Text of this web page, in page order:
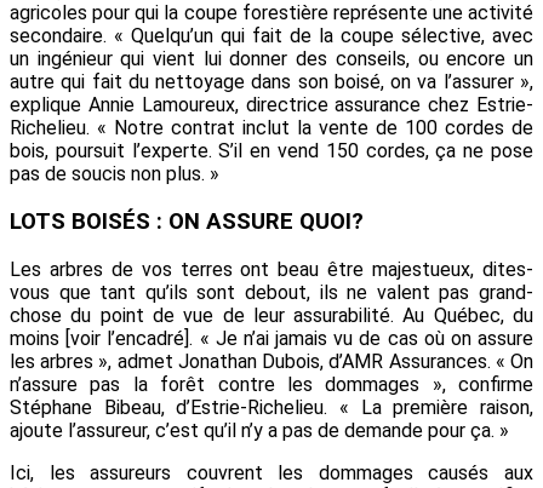
agricoles pour qui la coupe forestière représente une activité
secondaire. « Quelqu’un qui fait de la coupe sélective, avec
un ingénieur qui vient lui donner des conseils, ou encore un
autre qui fait du nettoyage dans son boisé, on va l’assurer »,
explique Annie Lamoureux, directrice assurance chez Estrie-
Richelieu. « Notre contrat inclut la vente de 100 cordes de
bois, poursuit l’experte. S’il en vend 150 cordes, ça ne pose
pas de soucis non plus. »
LOTS BOISÉS : ON ASSURE QUOI?
Les arbres de vos terres ont beau être majestueux, dites-
vous que tant qu’ils sont debout, ils ne valent pas grand-
chose du point de vue de leur assurabilité. Au Québec, du
moins [voir l’encadré]. « Je n’ai jamais vu de cas où on assure
les arbres », admet Jonathan Dubois, d’AMR Assurances. « On
n’assure pas la forêt contre les dommages », confirme
Stéphane Bibeau, d’Estrie-Richelieu. « La première raison,
ajoute l’assureur, c’est qu’il n’y a pas de demande pour ça. »
Ici, les assureurs couvrent les dommages causés aux